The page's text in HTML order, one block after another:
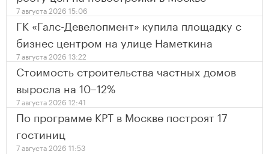
7 августа 2026 15:06
ГК «Галс-Девелопмент» купила площадку с
бизнес центром на улице Наметкина
7 августа 2026 13:22
Стоимость строительства частных домов
выросла на 10–12%
7 августа 2026 12:41
По программе КРТ в Москве построят 17
гостиниц
7 августа 2026 11:53